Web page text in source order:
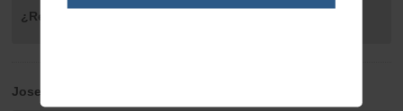
¿Recomendaría este producto?
Jose